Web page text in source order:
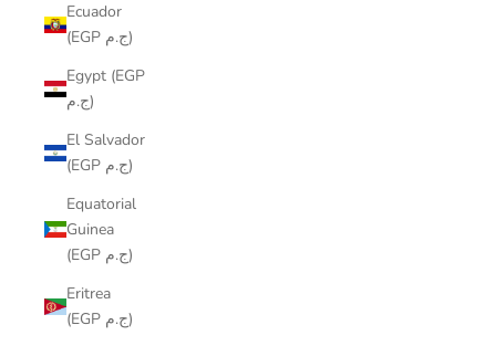
Ecuador
(EGP ج.م)
Egypt (EGP
ج.م)
El Salvador
(EGP ج.م)
Equatorial
Guinea
(EGP ج.م)
Eritrea
(EGP ج.م)